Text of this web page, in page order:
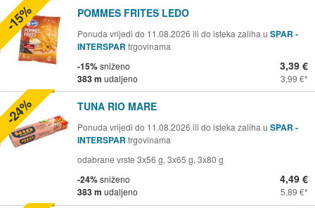
POMMES FRITES LEDO
Ponuda vrijedi do 11.08.2026 ili do isteka zaliha u SPAR -
INTERSPAR trgovinama
-15%sniženo
383 m udaljeno
3,39 €
3,99 €
-15%
TUNA RIO MARE
Ponuda vrijedi do 11.08.2026 ili do isteka zaliha u SPAR -
INTERSPAR trgovinama
odabrane vrste 3x56 g, 3x65 g, 3x80 g
-24%sniženo
383 m udaljeno
4,49 €
5,89 €
-24%